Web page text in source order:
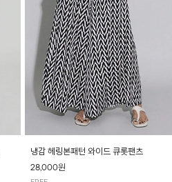
냉감 헤링본패턴 와이드 큐롯팬츠
28,000원